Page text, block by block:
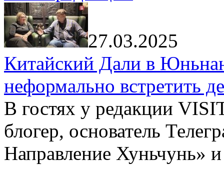
27.03.2025
Китайский Дали в
неформально встретить
В гостях у редакции
блогер, основатель
Направление Хуньчунь»